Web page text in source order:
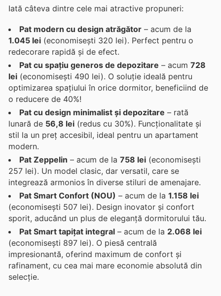
Iată câteva dintre cele mai atractive propuneri:
Pat modern cu design atrăgător – acum de la
1.045 lei (economisești 320 lei). Perfect pentru o
redecorare rapidă și de efect.
Pat cu spațiu generos de depozitare – acum 728
lei (economisești 490 lei). O soluție ideală pentru
optimizarea spațiului în orice dormitor, beneficiind de
o reducere de 40%!
Pat cu design minimalist și depozitare – rată
lunară de 56,8 lei (redus cu 30%). Funcționalitate și
stil la un preț accesibil, ideal pentru un apartament
modern.
Pat Zeppelin – acum de la 758 lei (economisești
257 lei). Un model clasic, dar versatil, care se
integrează armonios în diverse stiluri de amenajare.
Pat Smart Confort (NOU) – acum de la 1.158 lei
(economisești 507 lei). Design inovator și confort
sporit, aducând un plus de eleganță dormitorului tău.
Pat Smart tapițat integral – acum de la 2.068 lei
(economisești 897 lei). O piesă centrală
impresionantă, oferind maximum de confort și
rafinament, cu cea mai mare economie absolută din
selecție.